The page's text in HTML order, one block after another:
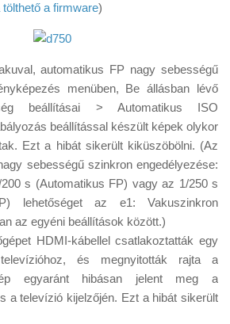
a firmware)
automatikus FP nagy sebességű
menüben, Be állásban lévő
beállításai > Automatikus ISO
beállítással készült képek olykor
Ezt a hibát sikerült kiküszöbölni. (Az
sebességű szinkron engedélyezése:
s (Automatikus FP) vagy az 1/250 s
lehetőséget az e1: Vakuszinkron
az egyéni beállítások között.)
HDMI-kábellel csatlakoztatták egy
televízióhoz, és megnyitották rajta a
egyaránt hibásan jelent meg a
a televízió kijelzőjén. Ezt a hibát sikerült